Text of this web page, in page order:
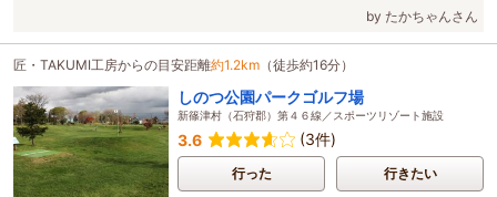
by たかちゃんさん
匠・TAKUMI工房からの目安距離約1.2km （徒歩約16分）
しのつ公園パークゴルフ場
新篠津村（石狩郡）第４６線／スポーツリゾート施設
3.6 (3件)
行った 行きたい